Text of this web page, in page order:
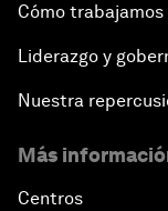
Cómo trabajamos
Liderazgo y
Nuestra
Más
Centros